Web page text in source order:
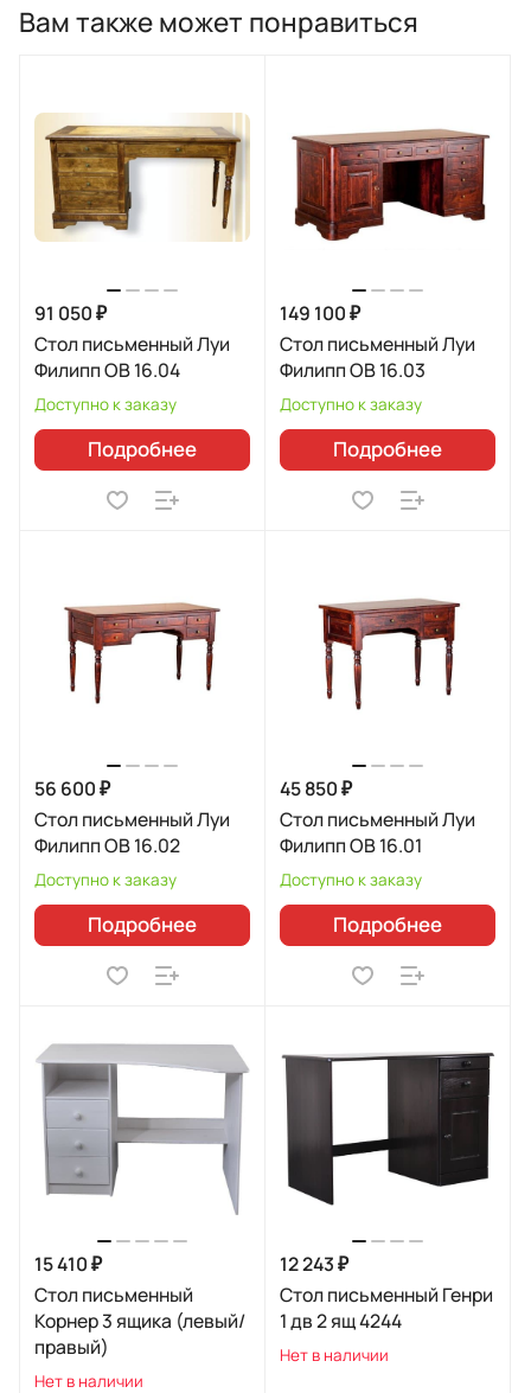
Вам также может понравиться
91 050 ₽
Стол письменный Луи
Филипп ОВ 16.04
Доступно к заказу
Подробнее
149 100 ₽
Стол письменный Луи
Филипп ОВ 16.03
Доступно к заказу
Подробнее
56 600 ₽
Стол письменный Луи
Филипп ОВ 16.02
Доступно к заказу
Подробнее
45 850 ₽
Стол письменный Луи
Филипп ОВ 16.01
Доступно к заказу
Подробнее
15 410 ₽
Стол письменный
Корнер 3 ящика (левый/
правый)
Нет в наличии
12 243 ₽
Стол письменный Генри
1 дв 2 ящ 4244
Нет в наличии